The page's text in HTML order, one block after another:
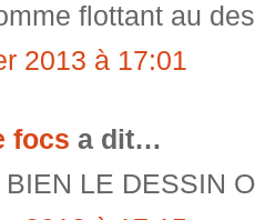
flottant au
2013 à 17:01
focs a dit…
LE DESSIN